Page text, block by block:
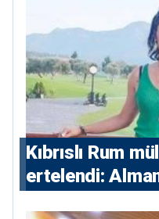
Kıbrıslı Rum
ertelendi: